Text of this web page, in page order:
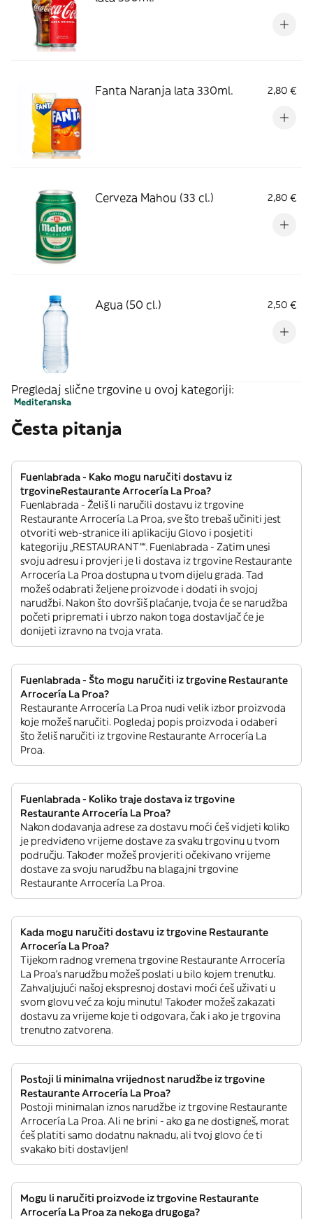
Fanta Naranja lata 330ml. 2,80 €
Cerveza Mahou (33 cl.) 2,80 €
Agua (50 cl.) 2,50 €
Pregledaj slične trgovine u ovoj kategoriji:
Mediteranska
Česta pitanja
Fuenlabrada - Kako mogu naručiti dostavu iz
trgovineRestaurante Arrocería La Proa?
Fuenlabrada - Želiš li naručili dostavu iz trgovine
Restaurante Arrocería La Proa, sve što trebaš učiniti jest
otvoriti web-stranice ili aplikaciju Glovo i posjetiti
kategoriju „RESTAURANT”“. Fuenlabrada - Zatim unesi
svoju adresu i provjeri je li dostava iz trgovine Restaurante
Arrocería La Proa dostupna u tvom dijelu grada. Tad
možeš odabrati željene proizvode i dodati ih svojoj
narudžbi. Nakon što dovršiš plaćanje, tvoja će se narudžba
početi pripremati i ubrzo nakon toga dostavljač će je
donijeti izravno na tvoja vrata.
Fuenlabrada - Što mogu naručiti iz trgovine Restaurante
Arrocería La Proa?
Restaurante Arrocería La Proa nudi velik izbor proizvoda
koje možeš naručiti. Pogledaj popis proizvoda i odaberi
što želiš naručiti iz trgovine Restaurante Arrocería La
Proa.
Fuenlabrada - Koliko traje dostava iz trgovine
Restaurante Arrocería La Proa?
Nakon dodavanja adrese za dostavu moći ćeš vidjeti koliko
je predviđeno vrijeme dostave za svaku trgovinu u tvom
području. Također možeš provjeriti očekivano vrijeme
dostave za svoju narudžbu na blagajni trgovine
Restaurante Arrocería La Proa.
Kada mogu naručiti dostavu iz trgovine Restaurante
Arrocería La Proa?
Tijekom radnog vremena trgovine Restaurante Arrocería
La Proa’s narudžbu možeš poslati u bilo kojem trenutku.
Zahvaljujući našoj ekspresnoj dostavi moći ćeš uživati u
svom glovu već za koju minutu! Također možeš zakazati
dostavu za vrijeme koje ti odgovara, čak i ako je trgovina
trenutno zatvorena.
Postoji li minimalna vrijednost narudžbe iz trgovine
Restaurante Arrocería La Proa?
Postoji minimalan iznos narudžbe iz trgovine Restaurante
Arrocería La Proa. Ali ne brini - ako ga ne dostigneš, morat
ćeš platiti samo dodatnu naknadu, ali tvoj glovo će ti
svakako biti dostavljen!
Mogu li naručiti proizvode iz trgovine Restaurante
Arrocería La Proa za nekoga drugoga?